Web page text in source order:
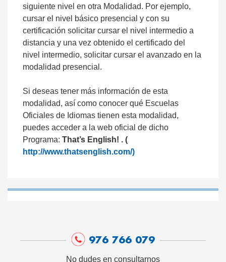
siguiente nivel en otra Modalidad. Por ejemplo,
cursar el nivel básico presencial y con su
certificación solicitar cursar el nivel intermedio a
distancia y una vez obtenido el certificado del
nivel intermedio, solicitar cursar el avanzado en la
modalidad presencial.
Si deseas tener más información de esta
modalidad, así como conocer qué Escuelas
Oficiales de Idiomas tienen esta modalidad,
puedes acceder a la web oficial de dicho
Programa: That’s English! . (
http://www.thatsenglish.com/)
976 766 079
No dudes en consultarnos